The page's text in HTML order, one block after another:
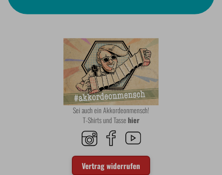
Sei auch ein Akkordeonmensch!
T-Shirts und Tassehier
Vertrag widerrufen